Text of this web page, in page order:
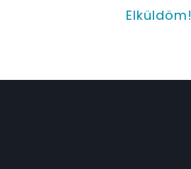
Elküldöm!